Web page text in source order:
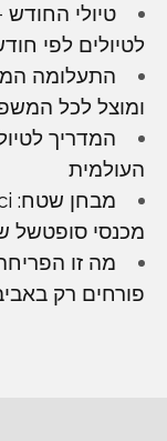
טיולי
לטיולים לפי
התעלומה
ומוצל לכל
המדריך
העולמית
מכנסי סופטשל
מה זו
פורחים רק